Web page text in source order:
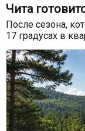
Чита
После сезона,
17 градусах в